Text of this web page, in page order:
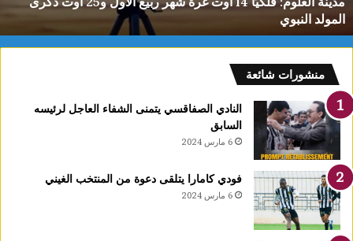
و25
أوت
ذكرى
المولد
النبوي
المولد النبوي
منشورات شائعة
النادي الصفاقسي يتمنى الشفاء العاجل لرئيسه
السابق
6 مارس 2024
فودي كامارا يتلقى دعوة من المنتخب الغيني
6 مارس 2024